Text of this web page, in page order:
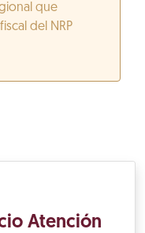
que
del NRP
Atención